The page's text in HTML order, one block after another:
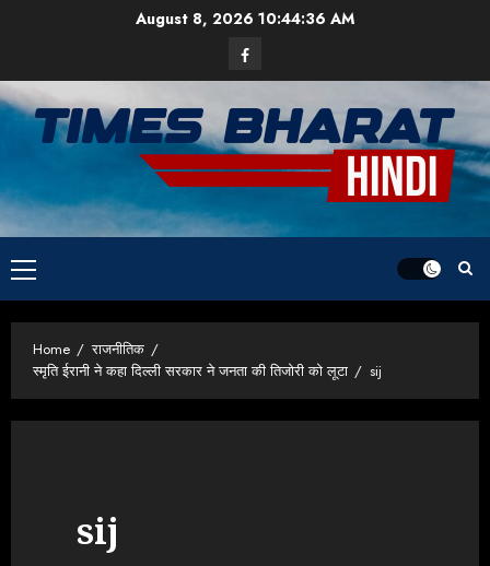
August 8, 202610:44:37 AM
Facebook
Primary
Menu
Home
राजनीतिक
स्मृति ईरानी ने कहा दिल्ली सरकार ने जनता की तिजोरी को लूटा
sij
sij